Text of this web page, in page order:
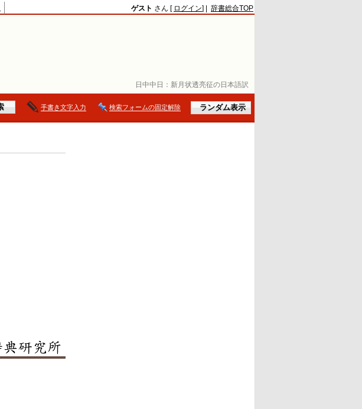
日中中日： 新月状透亮征の日本語訳
ゲスト さん [ ログイン] | 辞書総合TOP
手書き文字入力 検索フォームの固定解除